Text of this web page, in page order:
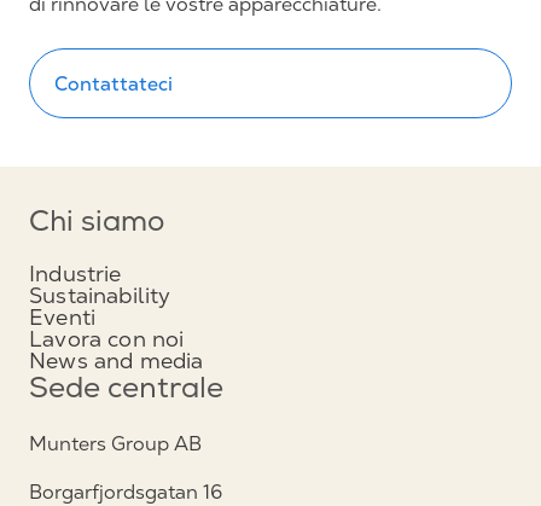
Contattateci
Chi siamo
Industrie
Sustainability
Eventi
Lavora con noi
News and media
Sede centrale
Munters Group AB
Borgarfjordsgatan 16